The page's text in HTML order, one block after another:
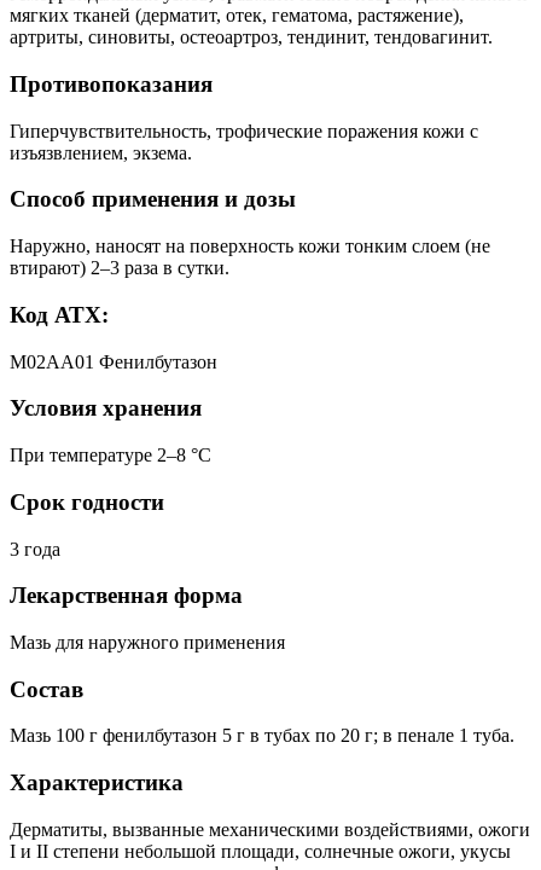
мягких тканей (дерматит, отек, гематома, растяжение),
артриты, синовиты, остеоартроз, тендинит, тендовагинит.
Противопоказания
Гиперчувствительность, трофические поражения кожи с
изъязвлением, экзема.
Способ применения и дозы
Наружно, наносят на поверхность кожи тонким слоем (не
втирают) 2–3 раза в сутки.
Код АТХ:
M02AA01 Фенилбутазон
Условия хранения
При температуре 2–8 °C
Срок годности
3 года
Лекарственная форма
Мазь для наружного применения
Состав
Мазь 100 г фенилбутазон 5 г в тубах по 20 г; в пенале 1 туба.
Характеристика
Дерматиты, вызванные механическими воздействиями, ожоги
I и II степени небольшой площади, солнечные ожоги, укусы